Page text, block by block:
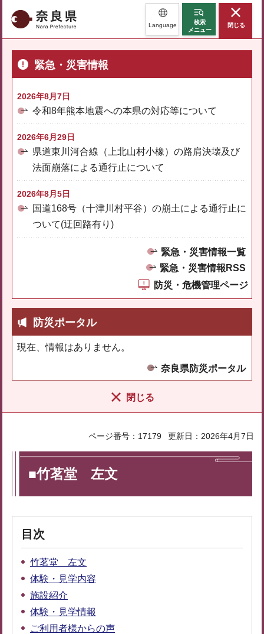
奈良県 Language
検索
メニュー
閉じる
緊急・災害情報
2026年8月7日
令和8年熊本地震への本県の対応等について
2026年6月29日
県道東川河合線（上北山村小橡）の路肩決壊及び
法面崩落による通行止について
2026年8月5日
国道168号（十津川村平谷）の崩土による通行止に
ついて(迂回路有り)
緊急・災害情報一覧
緊急・災害情報RSS
防災・危機管理ページ
防災ポータル
現在、情報はありません。
奈良県防災ポータル
閉じる
ページ番号：17179 更新日：2026年4月7日
■竹茗堂 左文
目次
竹茗堂 左文
体験・見学内容
施設紹介
体験・見学情報
ご利用者様からの声